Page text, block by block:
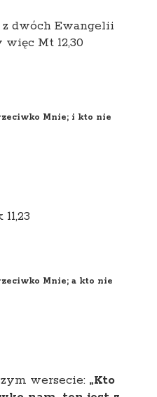
dwóch Ewangelii
więc Mt 12,30
Mnie; i kto nie
Mnie; a kto nie
wersecie: „Kto